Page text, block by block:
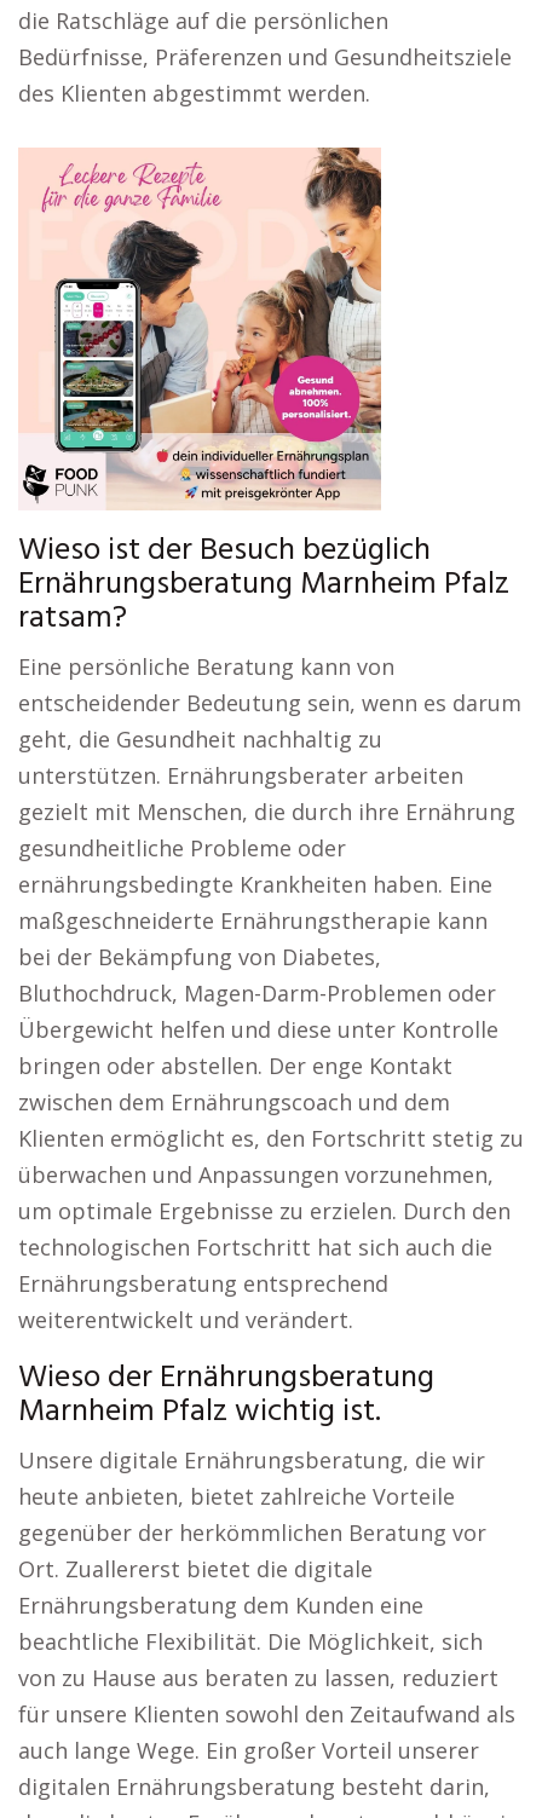
die Ratschläge auf die persönlichen
Bedürfnisse, Präferenzen und Gesundheitsziele
des Klienten abgestimmt werden.
Wieso ist der Besuch bezüglich
Ernährungsberatung Marnheim Pfalz
ratsam?
Eine persönliche Beratung kann von
entscheidender Bedeutung sein, wenn es darum
geht, die Gesundheit nachhaltig zu
unterstützen. Ernährungsberater arbeiten
gezielt mit Menschen, die durch ihre Ernährung
gesundheitliche Probleme oder
ernährungsbedingte Krankheiten haben. Eine
maßgeschneiderte Ernährungstherapie kann
bei der Bekämpfung von Diabetes,
Bluthochdruck, Magen-Darm-Problemen oder
Übergewicht helfen und diese unter Kontrolle
bringen oder abstellen. Der enge Kontakt
zwischen dem Ernährungscoach und dem
Klienten ermöglicht es, den Fortschritt stetig zu
überwachen und Anpassungen vorzunehmen,
um optimale Ergebnisse zu erzielen. Durch den
technologischen Fortschritt hat sich auch die
Ernährungsberatung entsprechend
weiterentwickelt und verändert.
Wieso der Ernährungsberatung
Marnheim Pfalz wichtig ist.
Unsere digitale Ernährungsberatung, die wir
heute anbieten, bietet zahlreiche Vorteile
gegenüber der herkömmlichen Beratung vor
Ort. Zuallererst bietet die digitale
Ernährungsberatung dem Kunden eine
beachtliche Flexibilität. Die Möglichkeit, sich
von zu Hause aus beraten zu lassen, reduziert
für unsere Klienten sowohl den Zeitaufwand als
auch lange Wege. Ein großer Vorteil unserer
digitalen Ernährungsberatung besteht darin,